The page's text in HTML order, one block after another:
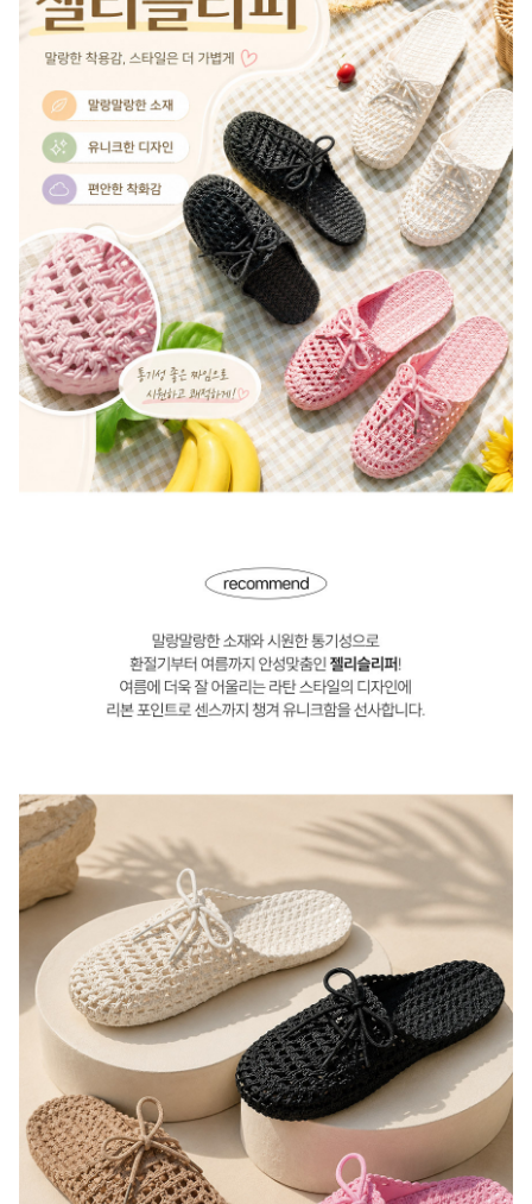
제조국 상품 상세설명 참조
취급시 주의사항 상품 상세설명 참조
품질보증기준 상품 상세설명 참조
A/S 책임자와 전화번호 상품 상세설명 참조
주문후 예상 배송기간 상품 상세설명 참조